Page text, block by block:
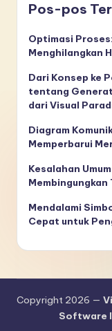
Pos-pos
Optimasi
Menghilangkan
Dari Konsep ke
tentang
dari Visual
Diagram
Memperbarui
Kesalahan
Membingungkan
Mendalami
Cepat untuk
Copyright 2026 —
Software